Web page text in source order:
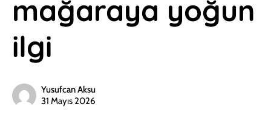
mağaraya yoğun
ilgi
Yusufcan Aksu
31 Mayıs 2026